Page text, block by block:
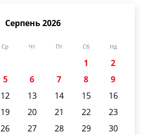
Серпень 2026
Ср Чт Пт Сб Нд
1
2
5 6 7 8
9
12 13 14 15
16
19 20 21 22
23
26 27 28 29
30